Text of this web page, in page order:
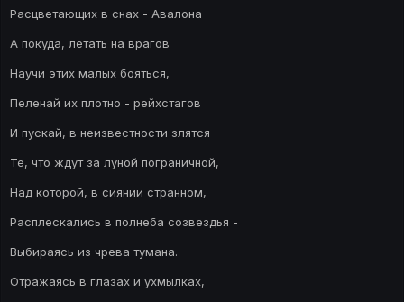
Расцветающих в снах - Авалона
А покуда, летать на врагов
Научи этих малых бояться,
Пеленай их плотно - рейхстагов
И пускай, в неизвестности злятся
Те, что ждут за луной пограничной,
Над которой, в сиянии странном,
Расплескались в полнеба созвездья -
Выбираясь из чрева тумана.
Отражаясь в глазах и ухмылках,